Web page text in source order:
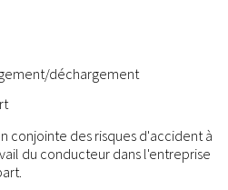
déchargement
conjointe des risques d'accident à
du conducteur dans l'entreprise